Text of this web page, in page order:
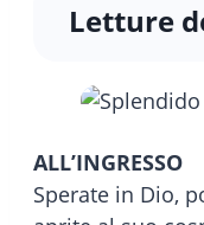
Letture
ALL’INGRESSO
Sperate in Dio,